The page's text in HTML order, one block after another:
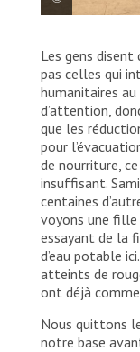
Tchad, les
fui les
des abris de
Les gens disent
pas celles qui
humanitaires
d’attention,
que les
pour
de nourriture,
insuffisant.
centaines
voyons une fille
essayant de la
d’eau potable
atteints de
ont déjà
Nous quittons
notre base